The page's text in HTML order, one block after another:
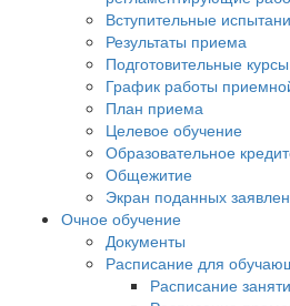
Вступительные
Результаты приема
Подготовительные курсы
График работы
План приема
Целевое обучение
Образовательное
Общежитие
Экран поданных
Очное обучение
Документы
Расписание для
Расписание